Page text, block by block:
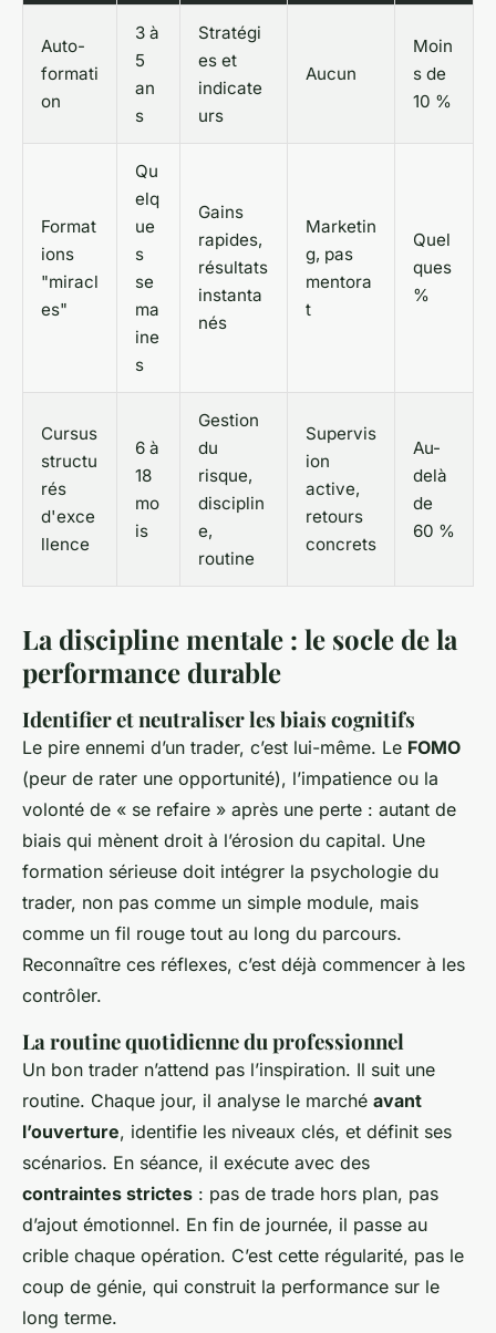
Auto-
formati
on
3 à
5
an
s
Stratégi
es et
indicate
urs
Aucun
Moin
s de
10 %
Format
ions
"miracl
es"
Qu
elq
ue
s
se
ma
ine
s
Gains
rapides,
résultats
instanta
nés
Marketin
g, pas
mentora
t
Quel
ques
%
Cursus
structu
rés
d'exce
llence
6 à
18
mo
is
Gestion
du
risque,
disciplin
e,
routine
Supervis
ion
active,
retours
concrets
Au-
delà
de
60 %
La discipline mentale : le socle de la
performance durable
Identifier et neutraliser les biais cognitifs
Le pire ennemi d’un trader, c’est lui-même. Le FOMO
(peur de rater une opportunité), l’impatience ou la
volonté de « se refaire » après une perte : autant de
biais qui mènent droit à l’érosion du capital. Une
formation sérieuse doit intégrer la psychologie du
trader, non pas comme un simple module, mais
comme un fil rouge tout au long du parcours.
Reconnaître ces réflexes, c’est déjà commencer à les
contrôler.
La routine quotidienne du professionnel
Un bon trader n’attend pas l’inspiration. Il suit une
routine. Chaque jour, il analyse le marché avant
l’ouverture, identifie les niveaux clés, et définit ses
scénarios. En séance, il exécute avec des
contraintes strictes : pas de trade hors plan, pas
d’ajout émotionnel. En fin de journée, il passe au
crible chaque opération. C’est cette régularité, pas le
coup de génie, qui construit la performance sur le
long terme.